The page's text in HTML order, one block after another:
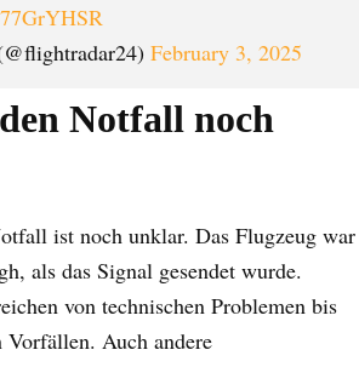
February 3, 2025
Notfall noch
ist noch unklar. Das Flugzeug war
als das Signal gesendet wurde.
von technischen Problemen bis
Auch andere